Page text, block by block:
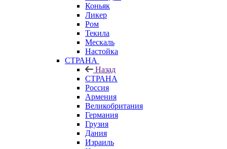
Коньяк
Ликер
Ром
Текила
Мескаль
Настойка
СТРАНА
Назад
СТРАНА
Россия
Армения
Великобритания
Германия
Грузия
Дания
Израиль